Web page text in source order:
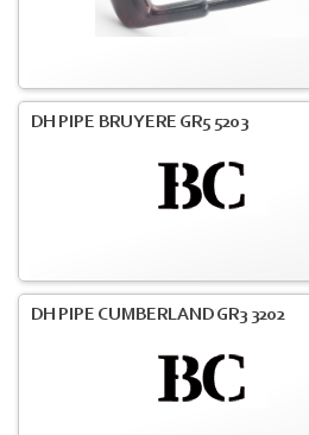
DH PIPE BRUYERE GR5 5203
DH PIPE CUMBERLAND GR3 3202